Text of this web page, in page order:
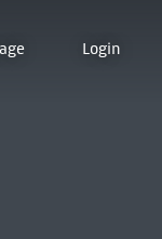
Login